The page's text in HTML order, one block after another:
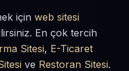
için web sitesi
En çok tercih
Sitesi, E-Ticaret
ve Restoran Sitesi.